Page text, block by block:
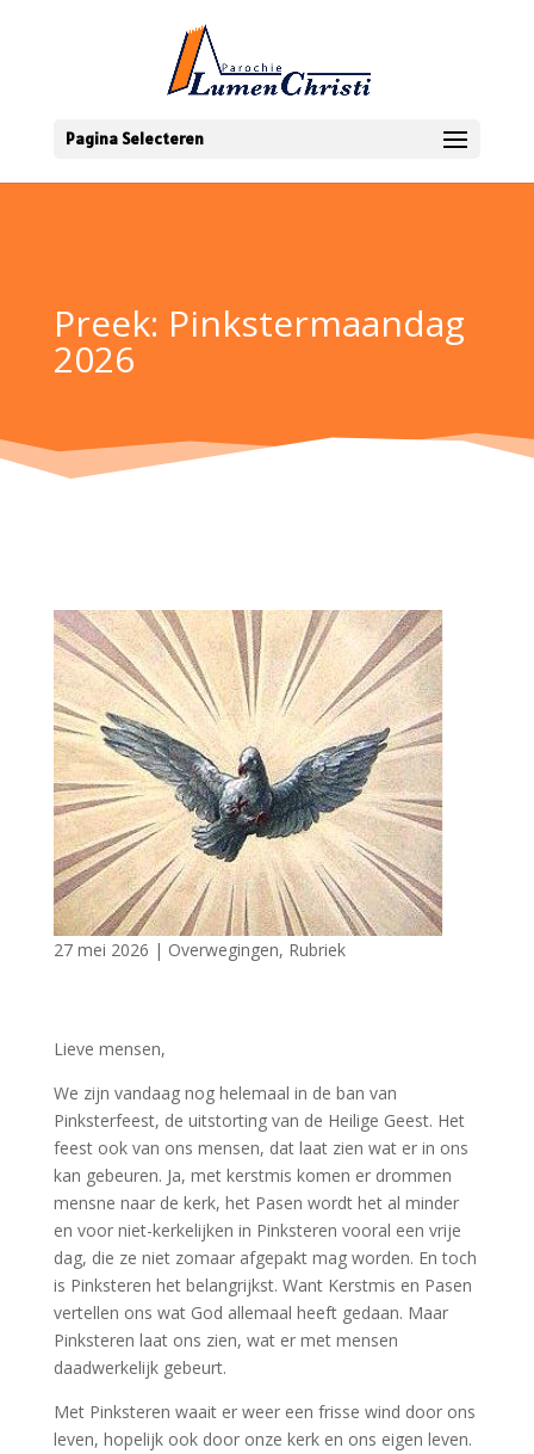
Pagina Selecteren
Preek: Pinkstermaandag
2026
27 mei 2026 | Overwegingen, Rubriek
Lieve mensen,
We zijn vandaag nog helemaal in de ban van
Pinksterfeest, de uitstorting van de Heilige Geest. Het
feest ook van ons mensen, dat laat zien wat er in ons
kan gebeuren. Ja, met kerstmis komen er drommen
mensne naar de kerk, het Pasen wordt het al minder
en voor niet-kerkelijken in Pinksteren vooral een vrije
dag, die ze niet zomaar afgepakt mag worden. En toch
is Pinksteren het belangrijkst. Want Kerstmis en Pasen
vertellen ons wat God allemaal heeft gedaan. Maar
Pinksteren laat ons zien, wat er met mensen
daadwerkelijk gebeurt.
Met Pinksteren waait er weer een frisse wind door ons
leven, hopelijk ook door onze kerk en ons eigen leven.